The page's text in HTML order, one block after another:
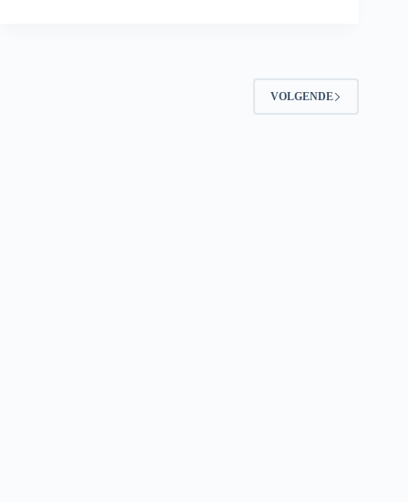
VOLGENDE